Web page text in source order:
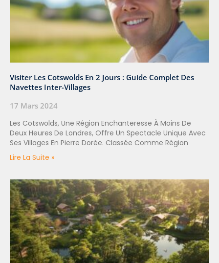
Visiter Les Cotswolds En 2 Jours : Guide Complet Des
Navettes Inter-Villages
17 Mars 2024
Les Cotswolds, Une Région Enchanteresse À Moins De
Deux Heures De Londres, Offre Un Spectacle Unique Avec
Ses Villages En Pierre Dorée. Classée Comme Région
Lire La Suite »